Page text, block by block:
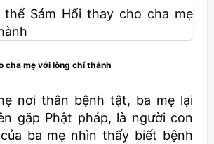
cha mẹ với lòng chí thành
nơi thân bệnh tật, ba mẹ lại
gặp Phật pháp, là người con
ba mẹ nhìn thấy biết bệnh